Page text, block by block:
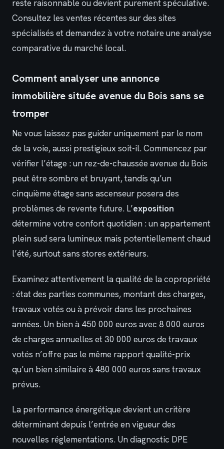
reste raisonnable ou devient purement spéculative.
Consultez les ventes récentes sur des sites
spécialisés et demandez à votre notaire une analyse
comparative du marché local.
Comment analyser une annonce
immobilière située avenue du Bois sans se
tromper
Ne vous laissez pas guider uniquement par le nom
de la voie, aussi prestigieux soit-il. Commencez par
vérifier l’étage : un rez-de-chaussée avenue du Bois
peut être sombre et bruyant, tandis qu’un
cinquième étage sans ascenseur posera des
problèmes de revente future. L’exposition
détermine votre confort quotidien : un appartement
plein sud sera lumineux mais potentiellement chaud
l’été, surtout sans stores extérieurs.
Examinez attentivement la qualité de la copropriété
: état des parties communes, montant des charges,
travaux votés ou à prévoir dans les prochaines
années. Un bien à 450 000 euros avec 8 000 euros
de charges annuelles et 30 000 euros de travaux
votés n’offre pas le même rapport qualité-prix
qu’un bien similaire à 480 000 euros sans travaux
prévus.
La performance énergétique devient un critère
déterminant depuis l’entrée en vigueur des
nouvelles réglementations. Un diagnostic DPE